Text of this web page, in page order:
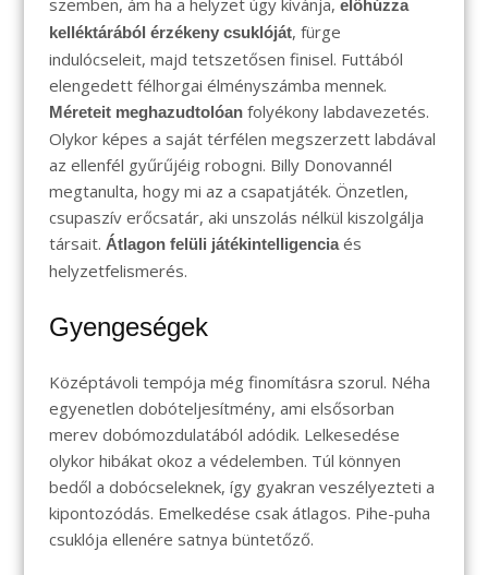
szemben, ám ha a helyzet úgy kívánja, előhúzza
kelléktárából érzékeny csuklóját, fürge
indulócseleit, majd tetszetősen finisel. Futtából
elengedett félhorgai élményszámba mennek.
Méreteit meghazudtolóanfolyékony labdavezetés.
Olykor képes a saját térfélen megszerzett labdával
az ellenfél gyűrűjéig robogni. Billy Donovannél
megtanulta, hogy mi az a csapatjáték. Önzetlen,
csupaszív erőcsatár, aki unszolás nélkül kiszolgálja
társait. Átlagon felüli játékintelligenciaés
helyzetfelismerés.
Gyengeségek
Középtávoli tempója még finomításra szorul. Néha
egyenetlen dobóteljesítmény, ami elsősorban
merev dobómozdulatából adódik. Lelkesedése
olykor hibákat okoz a védelemben. Túl könnyen
bedől a dobócseleknek, így gyakran veszélyezteti a
kipontozódás. Emelkedése csak átlagos. Pihe-puha
csuklója ellenére satnya büntetőző.